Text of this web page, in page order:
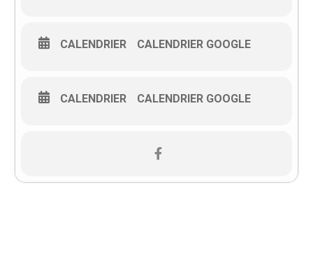
CALENDRIER CALENDRIER GOOGLE
CALENDRIER CALENDRIER GOOGLE